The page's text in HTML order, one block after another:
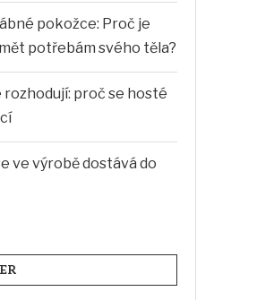
pokožce: Proč je
potřebám svého těla?
proč se hosté
ve výrobě dostává do